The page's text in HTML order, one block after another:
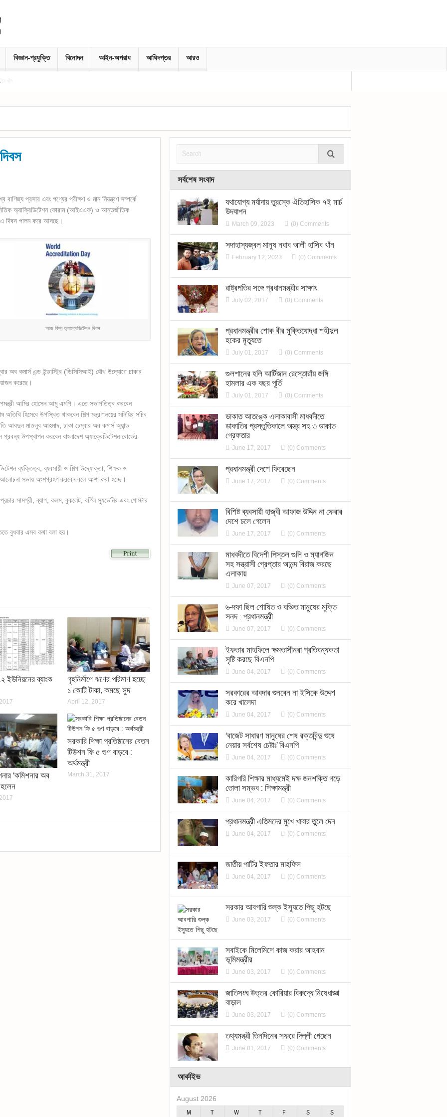
বিজ্ঞান-প্রযুক্তি বিনোদন আইন-অপরাধ আধিদপ্তর আরও
প্রসার এবং পণ্যের পরীক্ষণ ও মান নিয়ন্ত্রণ সম্পর্কে
অ্যাক্রিডিটেশন ফোরাম (আইএএফ) ও আন্তর্জাতিক
এ দিবস পালন করে আসছে।
আজ বিশ্ব অ্যাক্রেডিটেশন দিবস
অব কমার্স এন্ড ইন্ডাস্ট্রি (ডিসিসিআই) যৌথ উদ্যোগে ঢাকার
করেছে।
আমির হোসেন আমু এমপি। এতে সভাপতিত্ব করবেন
হিসেবে উপস্থিত থাকবেন শিল্প মন্ত্রণালয়ের সনিয়ির সচিব
আবদুল মাতলুব আহমাদ, ঢাকা চেম্বার অব কমার্স অ্যান্ড
উপস্থাপন করবেন বাংলাদেশ অ্যাক্রেডিটেশন বোর্ডের
ব্যক্তিত্ব, ব্যবসায়ী ও শিল্প উদ্যোক্তা, শিক্ষক ও
আলোচনা সভায় অংশগ্রহণ করবেন বলে আশা করা হচ্ছে।
সামগ্রী, ব্যাগ, কলম, বুকলেট, বর্ণিল স্যুভেনির এবং পোস্টার
বুধবার এসব কথা বলা হয়।
ইউনিয়নের ব্যাংক
গৃহনির্মাণে ঋণের পরিমাণ হচ্ছে
১ কোটি টাকা, কমছে সুদ
April 12, 2017
‘কমিশনার অব
হলেন
সরকারি শিক্ষা প্রতিষ্ঠানের বেতন
টিউশন ফি ৫ গুণ বাড়বে :
অর্থমন্ত্রী
March 31, 2017
সর্বশেষ সংবাদ
যথাযোগ্য মর্যাদায় তুরস্কে ঐতিহাসিক ৭ই মার্চ
উদযাপন
March 09, 2023 (0) Comments
সদাহাস্যজ্বল মানুষ নবাব আলী হাসিব খাঁন
February 12, 2023 (0) Comments
রাষ্ট্রপতির সঙ্গে প্রধানমন্ত্রীর সাক্ষাৎ
July 02, 2017 (0) Comments
প্রধানমন্ত্রীর শোক বীর মুক্তিযোদ্ধা শহীদুল
হকের মৃত্যুতে
July 01, 2017 (0) Comments
গুলশানের হলি আর্টিজান রেস্তোরাঁয় জঙ্গি
হামলার এক বছর পূর্তি
July 01, 2017 (0) Comments
ডাকাত আতঙ্কে এলাকাবাসী মাধবদীতে
ডাকাতির প্রস্তুতিকালে অস্ত্র সহ ৩ ডাকাত
গ্রেফতার
June 17, 2017 (0) Comments
প্রধানমন্ত্রী দেশে ফিরেছেন
June 17, 2017 (0) Comments
বিশিষ্ট ব্যবসায়ী হাজ্বী আফাজ উদ্দিন না ফেরার
দেশে চলে গেলেন
June 17, 2017 (0) Comments
মাধবদীতে বিদেশী পিস্তল গুলি ও ম্যাগজিন
সহ সন্ত্রাসী গ্রেপ্তার আনন্দ বিরাজ করছে
এলাকায়
June 07, 2017 (0) Comments
৬-দফা ছিল শোষিত ও বঞ্চিত মানুষের মুক্তি
সনদ : প্রধানমন্ত্রী
June 07, 2017 (0) Comments
ইফতার মাহফিলে ক্ষমতাসীনরা প্রতিবন্ধকতা
সৃষ্টি করছে:বিএনপি
June 04, 2017 (0) Comments
সরকারের আবদার শুনবেন না ইসিকে উদ্দেশ
করে খালেদা
June 04, 2017 (0) Comments
‘বাজেট সাধারণ মানুষের শেষ রক্তবিন্দু শুষে
নেয়ার সর্বশেষ চেষ্টাঃ’ বিএনপি
June 04, 2017 (0) Comments
কারিগরি শিক্ষার মাধ্যমেই দক্ষ জনশক্তি গড়ে
তোলা সম্ভব : শিক্ষামন্ত্রী
June 04, 2017 (0) Comments
প্রধানমন্ত্রী এতিমদের মুখে খাবার তুলে দেন
June 04, 2017 (0) Comments
জাতীয় পার্টির ইফতার মাহফিল
June 04, 2017 (0) Comments
সরকার আবগারি শুল্ক ইস্যুতে পিছু হটছে
June 03, 2017 (0) Comments
সবাইকে মিলেমিশে কাজ করার আহবান
ভূমিমন্ত্রীর
June 03, 2017 (0) Comments
জাতিসংঘ উত্তর কোরিয়ার বিরুদ্ধে নিষেধাজ্ঞা
বাড়াল
June 03, 2017 (0) Comments
তথ্যমন্ত্রী তিনদিনের সফরে দিল্লী গেছেন
June 01, 2017 (0) Comments
আর্কাইভ
August 2026
M
T W T F S S